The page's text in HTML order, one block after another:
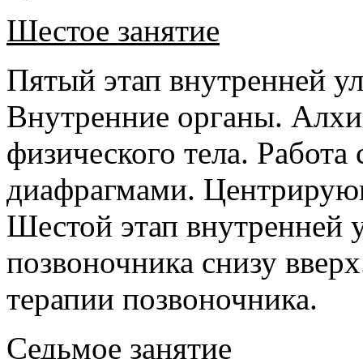
Шестое занятие
Пятый этап внутренней
Внутренние органы.
физического тела.
диафрагмами.
Шестой этап внутренней
позвоночника снизу
терапии позвоночника.
Седьмое занятие